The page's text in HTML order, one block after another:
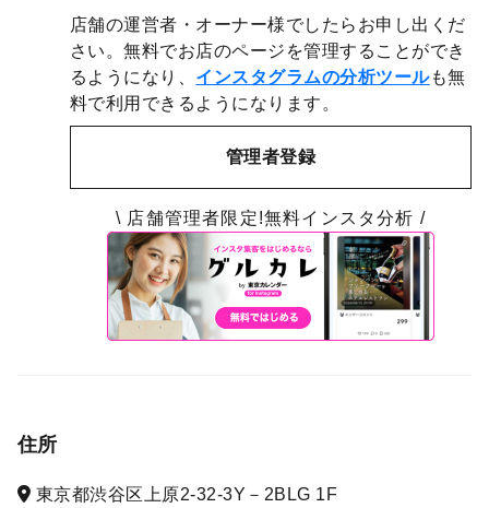
店舗の運営者・オーナー様でしたらお申し出くだ
さい。無料でお店のページを管理することができ
るようになり、 インスタグラムの分析ツールも無
料で利用できるようになります。
管理者登録
\ 店舗管理者限定!無料インスタ分析 /
住所
東京都渋谷区上原2-32-3Y－2BLG 1F